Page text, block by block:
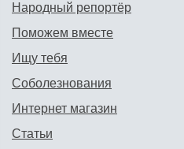
Народный репортёр
Поможем вместе
Ищу тебя
Соболезнования
Интернет магазин
Статьи